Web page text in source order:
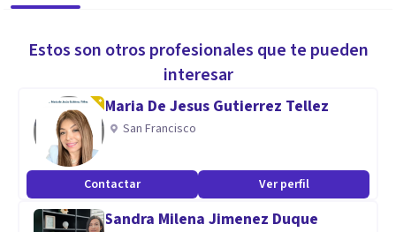
Estos son otros profesionales que te pueden
interesar
Maria De Jesus Gutierrez Tellez
San Francisco
Contactar Ver perfil
Sandra Milena Jimenez Duque